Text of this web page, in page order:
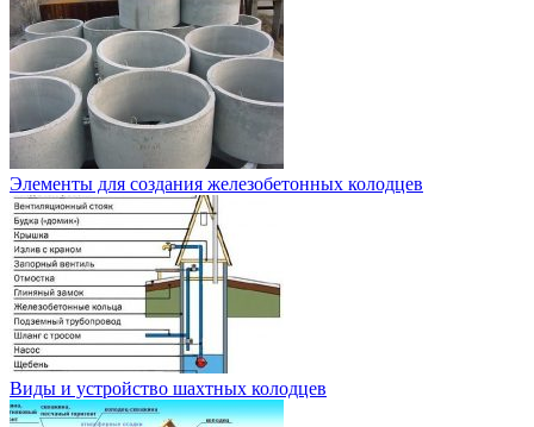
Элементы для создания железобетонных колодцев
Виды и устройство шахтных колодцев